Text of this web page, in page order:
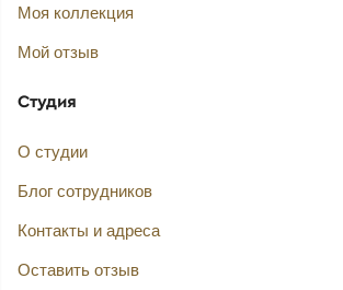
Моя коллекция
Мой отзыв
Студия
О студии
Блог сотрудников
Контакты и адреса
Оставить отзыв